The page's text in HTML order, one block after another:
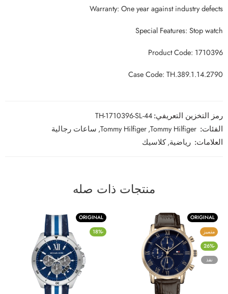
Warranty: One year against industry defects
Special Features: Stop watch
Product Code: 1710396
Case Code: TH.389.1.14.2790
رمز التخزين التعريفي:TH-1710396-SL-44
الفئات: Tommy Hilfiger
,
Tommy Hilfiger
, ساعات رجالية
العلامات: رياضية,كلاسيك
منتجات ذات صله
ORIGINAL
متميز
-26%
نفذ
ORIGINAL
-18%